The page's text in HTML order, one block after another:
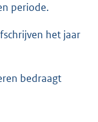
periode.
het jaar
bedraagt